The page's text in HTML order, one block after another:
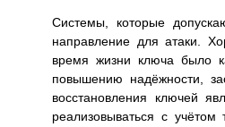
Системы, которые
направление для атаки.
время жизни ключа было
повышению надёжности,
восстановления ключей
реализовываться с